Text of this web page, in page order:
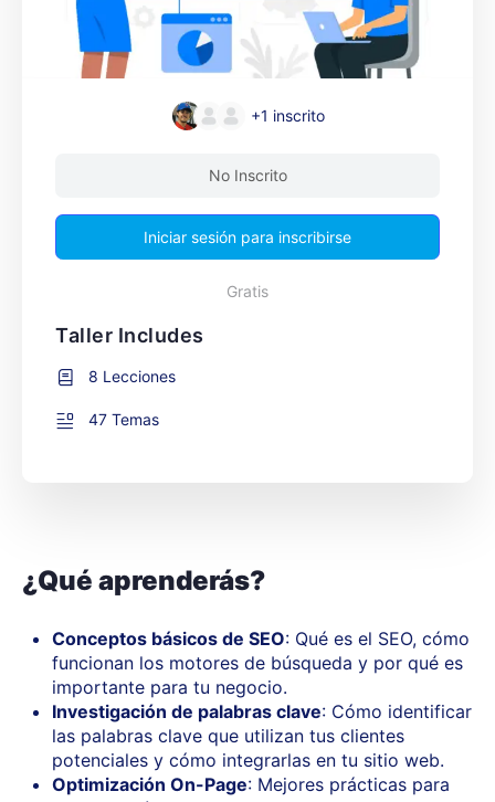
¿Qué aprenderás?
Conceptos básicos de SEO: Qué es el SEO, cómo
funcionan los motores de búsqueda y por qué es
importante para tu negocio.
Investigación de palabras clave: Cómo identificar
las palabras clave que utilizan tus clientes
potenciales y cómo integrarlas en tu sitio web.
Optimización On-Page: Mejores prácticas para
+1 inscrito
No Inscrito
Iniciar sesión para inscribirse
Gratis
Taller Includes
8 Lecciones
47 Temas